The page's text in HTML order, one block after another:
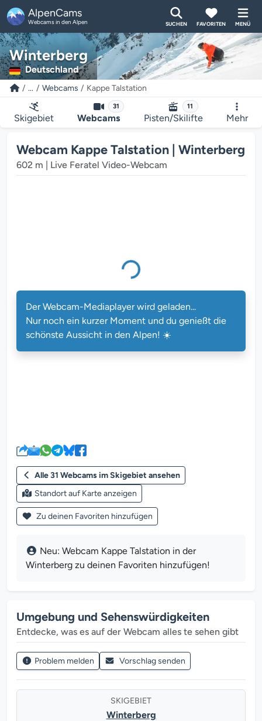
AlpenCams
Webcams in den Alpen SUCHEN FAVORITEN MENÜ
Winterberg
Deutschland
... Webcams Kappe Talstation
Skigebiet
31
Webcams
11
Pisten/Skilifte Mehr
Webcam Kappe Talstation | Winterberg
602 m | Live Feratel Video-Webcam
Der Webcam-Mediaplayer wird geladen...
Der Webcam-Mediaplayer wird geladen...
Nur noch ein kurzer Moment und du genießt die
schönste Aussicht in den Alpen! ☀️
Alle 31 Webcams im Skigebiet ansehen
Standort auf Karte anzeigen
Zu deinen Favoriten hinzufügen
Neu: Webcam Kappe Talstation in der
Winterberg zu deinen Favoriten hinzufügen!
Umgebung und Sehenswürdigkeiten
Entdecke, was es auf der Webcam alles te sehen gibt
Problem melden Vorschlag senden
SKIGEBIET
Winterberg